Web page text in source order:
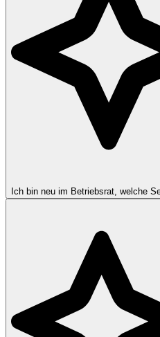
Ich bin neu im Betriebsrat, welche